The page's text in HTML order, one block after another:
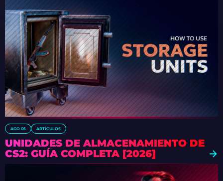
AGO 05 ARTÍCULOS
UNIDADES DE ALMACENAMIENTO DE
CS2: GUÍA COMPLETA [2026]